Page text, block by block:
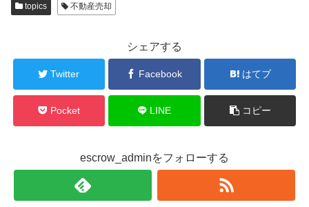
topics 不動産売却
シェアする
Twitter Facebook はてブ
Pocket LINE コピー
escrow_adminをフォローする